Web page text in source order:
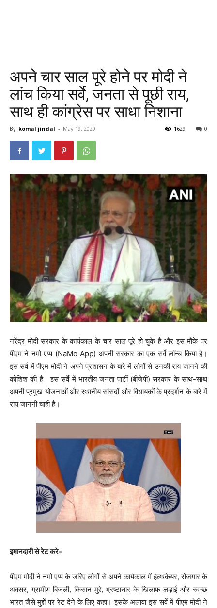
अपने चार साल पूरे होने पर मोदी ने
लांच किया सर्वे, जनता से पूछी राय,
साथ ही कांग्रेस पर साधा निशाना
By komal jindal - May 19, 2020 0
1629
नरेंद्र मोदी सरकार के कार्यकाल के चार साल पूरे हो चुके हैं और इस मौके पर
पीएम ने नमो एप्प (NaMo App) अपनी सरकार का एक सर्वे लॉन्च किया है।
इस सर्व में पीएम मोदी ने अपने प्रशासन के बारे में लोगों से उनकी राय जानने की
कोशिश की है। इस सर्वे में भारतीय जनता पार्टी (बीजेपी) सरकार के साथ-साथ
अपनी प्रमुख योजनाओं और स्थानीय सांसदों और विधायकों के प्रदर्शन के बारे में
राय जाननी चाही है।
इमानदारी से रेट करे-
पीएम मोदी ने नमो एप्प के जरिए लोगों से अपने कार्यकाल में हेल्थकेयर, रोजगार के
अवसर, ग्रामीण बिजली, किसान मुद्दे, भ्रष्टाचार के खिलाफ लड़ाई और स्वच्छ
भारत जैसे मुद्दों पर रेट देने के लिए कहा। इसके अलावा इस सर्वे में पीएम मोदी ने